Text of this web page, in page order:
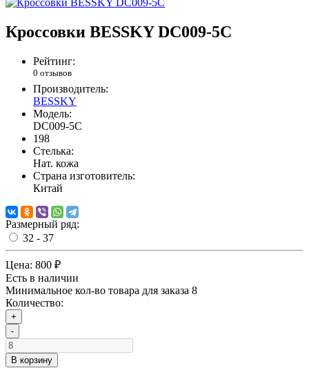
Кроссовки BESSKY DC009-5С
Рейтинг:
0 отзывов
Производитель:
BESSKY
Модель:
DC009-5С
198
Стелька:
Нат. кожа
Страна изготовитель:
Китай
Размерный ряд:
32 - 37
Цена: 800 ₽
Есть в наличии
Минимальное кол-во товара для заказа 8
Количество:
+
-
В корзину